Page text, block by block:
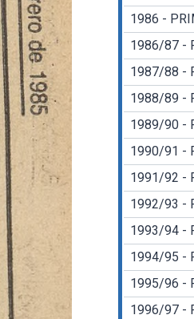
1986 -
1986/87 -
1987/88 -
1988/89 -
1989/90 -
1990/91 -
1991/92 -
1992/93 -
1993/94 -
1994/95 -
1995/96 -
1996/97 -